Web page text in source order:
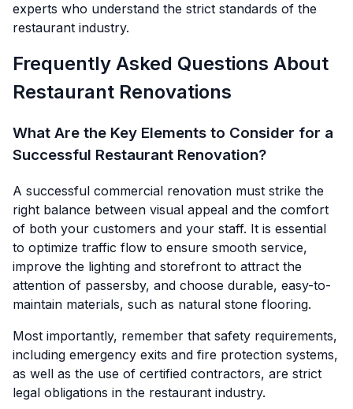
experts who understand the strict standards of the
restaurant industry.
Frequently Asked Questions About
Restaurant Renovations
What Are the Key Elements to Consider for a
Successful Restaurant Renovation?
A successful commercial renovation must strike the
right balance between visual appeal and the comfort
of both your customers and your staff. It is essential
to optimize traffic flow to ensure smooth service,
improve the lighting and storefront to attract the
attention of passersby, and choose durable, easy-to-
maintain materials, such as natural stone flooring.
Most importantly, remember that safety requirements,
including emergency exits and fire protection systems,
as well as the use of certified contractors, are strict
legal obligations in the restaurant industry.